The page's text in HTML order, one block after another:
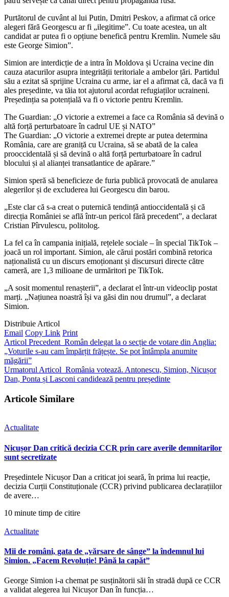
Purtătorul de cuvânt al lui Putin, Dmitri Peskov, a afirmat că orice
alegeri fără Georgescu ar fi „ilegitime”. Cu toate acestea, un alt
candidat ar putea fi o opțiune benefică pentru Kremlin. Numele său
este George Simion”.
Simion are interdicție de a intra în Moldova și Ucraina vecine din
cauza atacurilor asupra integrității teritoriale a ambelor țări. Partidul
său a ezitat să sprijine Ucraina cu arme, iar el a afirmat că, dacă va fi
ales președinte, va tăia tot ajutorul acordat refugiaților ucraineni.
Președinția sa potențială va fi o victorie pentru Kremlin.
The Guardian: „O victorie a extremei a face ca România să devină o
altă forță perturbatoare în cadrul UE și NATO”
The Guardian: „O victorie a extremei drepte ar putea determina
România, care are graniță cu Ucraina, să se abată de la calea
prooccidentală și să devină o altă forță perturbatoare în cadrul
blocului și al alianței transatlantice de apărare.”
Simion speră să beneficieze de furia publică provocată de anularea
alegerilor și de excluderea lui Georgescu din barou.
„Este clar că s-a creat o puternică tendință antioccidentală și că
direcția României se află într-un pericol fără precedent”, a declarat
Cristian Pîrvulescu, politolog.
La fel ca în campania inițială, rețelele sociale – în special TikTok –
joacă un rol important. Simion, ale cărui postări combină retorica
naționalistă cu un discurs emoționant și discursuri directe către
cameră, are 1,3 milioane de urmăritori pe TikTok.
„A sosit momentul renașterii”, a declarat el într-un videoclip postat
marți. „Națiunea noastră își va găsi din nou drumul”, a declarat
Simion.
Distribuie Articol
Email Copy Link Print
Articol Precedent Român delegat la o secție de votare din Anglia:
„Voturile s-au cam împărțit frățește. Se pot întâmpla anumite
măgării”
Urmatorul Articol România votează. Antonescu, Simion, Nicușor
Dan, Ponta și Lasconi candidează pentru președinte
Articole Similare
Actualitate
Nicușor Dan critică decizia CCR prin care averile demnitarilor
sunt secretizate
Președintele Nicușor Dan a criticat joi seară, în prima lui reacție,
decizia Curții Constituționale (CCR) privind publicarea declarațiilor
de avere…
10 minute timp de citire
Actualitate
Mii de români, gata de „vărsare de sânge” la îndemnul lui
Simion. „Facem Revoluție! Până la capăt”
George Simion i-a chemat pe susținătorii săi în stradă după ce CCR
a validat alegerea lui Nicușor Dan în funcția…